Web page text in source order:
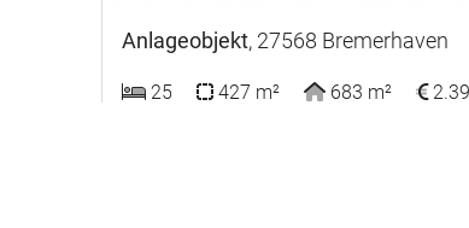
Anlageobjekt, 27568 Bremerhaven
25 427 m² 683 m²